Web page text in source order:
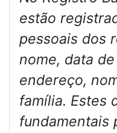
estão
pessoais dos
nome, data
endereço,
família. Estes
fundamentais